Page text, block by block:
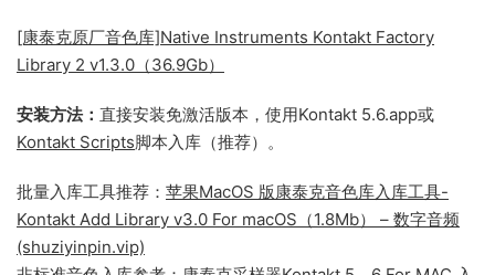
[康泰克原厂音色库]Native Instruments Kontakt Factory
Library 2 v1.3.0（36.9Gb）
安装方法： 直接安装免激活版本，使用Kontakt 5.6.app或
Kontakt Scripts脚本入库（推荐）。
批量入库工具推荐： 苹果MacOS 版康泰克音色库入库工具-
Kontakt Add Library v3.0 For macOS（1.8Mb） – 数字音频
(shuziyinpin.vip)